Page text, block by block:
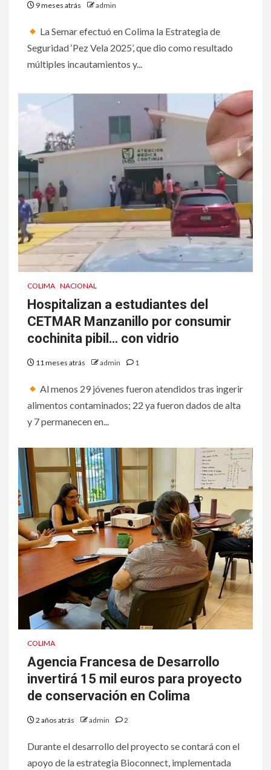
9 meses atrás admin
La Semar efectuó en Colima la Estrategia de
Seguridad ‘Pez Vela 2025’, que dio como resultado
múltiples incautamientos y...
COLIMA NACIONAL
Hospitalizan a estudiantes del
CETMAR Manzanillo por consumir
cochinita pibil… con vidrio
11 meses atrás admin 1
Al menos 29 jóvenes fueron atendidos tras ingerir
alimentos contaminados; 22 ya fueron dados de alta
y 7 permanecen en...
COLIMA
Agencia Francesa de Desarrollo
invertirá 15 mil euros para proyecto
de conservación en Colima
2 años atrás admin 2
Durante el desarrollo del proyecto se contará con el
apoyo de la estrategia Bioconnect, implementada